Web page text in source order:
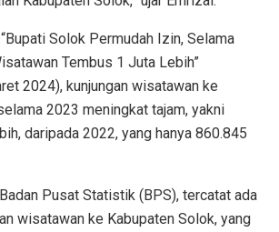
Solok Permudah Izin, Selama
Tembus 1 Juta Lebih”
2024), kunjungan wisatawan ke
2023 meningkat tajam, yakni
daripada 2022, yang hanya 860.845
Pusat Statistik (BPS), tercatat ada
wisatawan ke Kabupaten Solok, yang